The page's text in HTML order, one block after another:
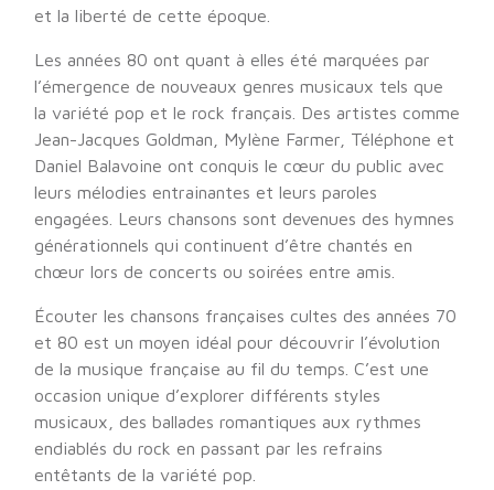
et la liberté de cette époque.
Les années 80 ont quant à elles été marquées par
l’émergence de nouveaux genres musicaux tels que
la variété pop et le rock français. Des artistes comme
Jean-Jacques Goldman, Mylène Farmer, Téléphone et
Daniel Balavoine ont conquis le cœur du public avec
leurs mélodies entrainantes et leurs paroles
engagées. Leurs chansons sont devenues des hymnes
générationnels qui continuent d’être chantés en
chœur lors de concerts ou soirées entre amis.
Écouter les chansons françaises cultes des années 70
et 80 est un moyen idéal pour découvrir l’évolution
de la musique française au fil du temps. C’est une
occasion unique d’explorer différents styles
musicaux, des ballades romantiques aux rythmes
endiablés du rock en passant par les refrains
entêtants de la variété pop.